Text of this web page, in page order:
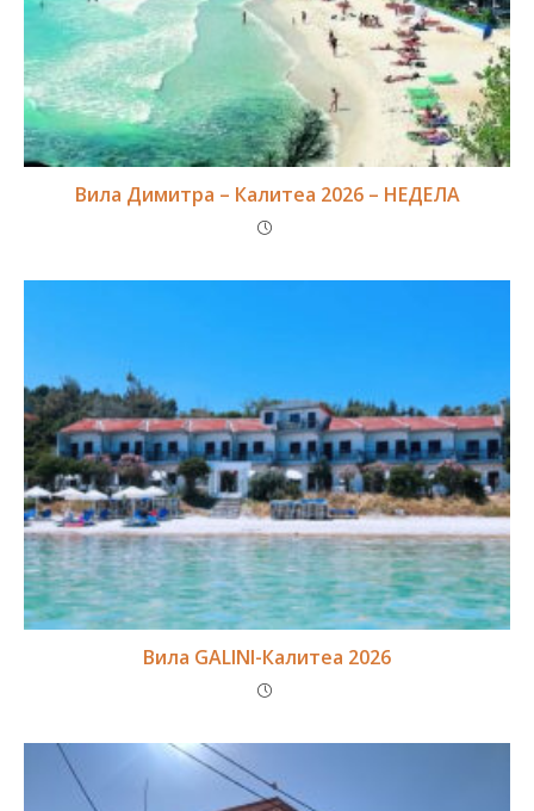
Вила Димитра – Калитеа 2026 – НЕДЕЛА
Вила GALINI-Калитеа 2026